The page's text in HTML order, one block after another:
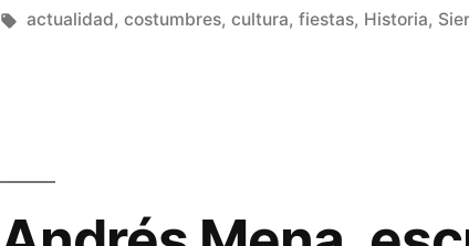
eventos
Sierra
por
en
Etiquetas:
actualidad,costumbres,cultura,fiestas, Historia,